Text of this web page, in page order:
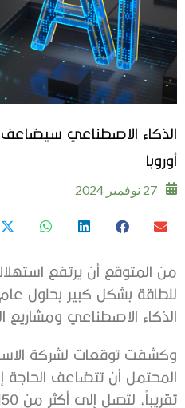
الذكاء الاصطناعي سيضاعف
أوروبا
27 نوفمبر 2024
من المتوقع أن يرتفع
الذكاء الاصطناعي ومشاريع
وكشفت توقعات لشركة
المحتمل أن تتضاعف الحاجة